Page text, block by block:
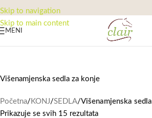
Skip to navigation
Skip to main content
MENI
Višenamjenska sedla za konje
Početna/ KONJ/SEDLA/Višenamjenska sedla
Prikazuje se svih 15 rezultata